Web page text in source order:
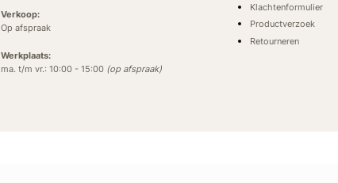
Verkoop:
Op afspraak
Werkplaats:
ma. t/m vr.: 10:00 - 15:00 (op afspraak)
Klachtenformulier
Productverzoek
Retourneren